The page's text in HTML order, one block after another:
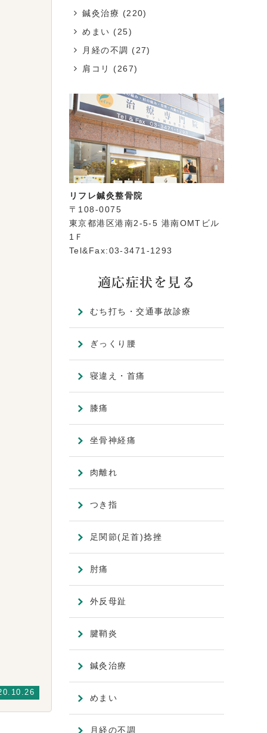
鍼灸治療 (220)
めまい (25)
月経の不調
(27)
肩コリ
(267)
リフレ鍼灸整骨院
〒108-0075
東京都港区港南2-5-5 港南OMTビル
1Ｆ
Tel&Fax:03-3471-1293
適応症状を見る
むち打ち・交通事故診療
ぎっくり腰
寝違え・首痛
膝痛
坐骨神経痛
肉離れ
つき指
足関節(足首)捻挫
肘痛
外反母趾
腱鞘炎
鍼灸治療
めまい
月経の不調